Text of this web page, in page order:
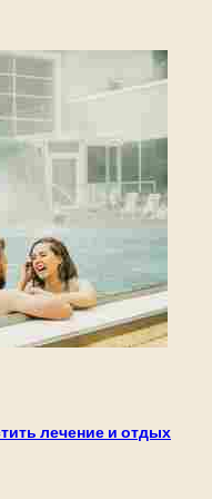
лечение и отдых